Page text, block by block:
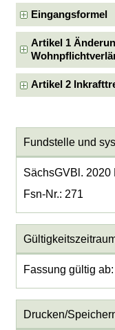
Eingangsformel
Artikel 1
Artikel 2
Fundstelle und
SächsGVBl. 2020
Fsn-Nr.: 271
Fassung gültig
Drucken/